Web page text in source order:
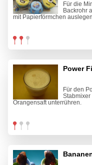
Für die
Backrohr
mit Papierförmchen
Power
Für den
Stabmixer
Orangensaft unterrühren.